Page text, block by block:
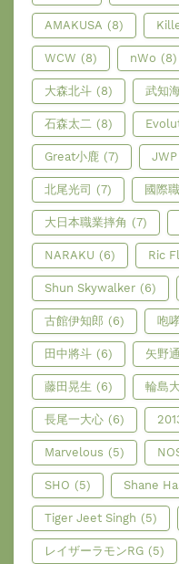
AMAKUSA (8)
WCW (8) nWo (8)
大森北斗 (8) 武知
石森太二 (8)
Great小鹿 (7) JWP
北尾光司 (7) 國際
大日本職業摔角 (7)
NARAKU (6) Ric
Shun Skywalker (6)
古館伊知郎 (6) 咆
田中將斗 (6) 矢野通
藤田晃生 (6) 輪島
長尾一大心 (6)
Marvelous (5)
SHO (5) Shane
Tiger Jeet Singh (5)
レイザーラモンRG (5)